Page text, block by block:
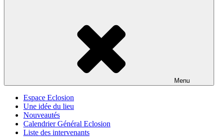
Menu
Espace Eclosion
Une idée du lieu
Nouveautés
Calendrier Général Eclosion
Liste des intervenants